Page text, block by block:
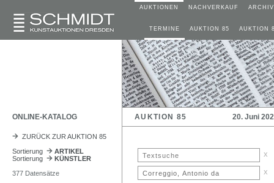
AUKTIONEN NACHVERKAUF ARCHIV
TERMINE AUKTION 85 AUKTION
ONLINE-KATALOG AUKTION 85 20. Juni
ZURÜCK ZUR AUKTION 85
Sortierung
ARTIKEL
Sortierung
KÜNSTLER
377 Datensätze
x
x